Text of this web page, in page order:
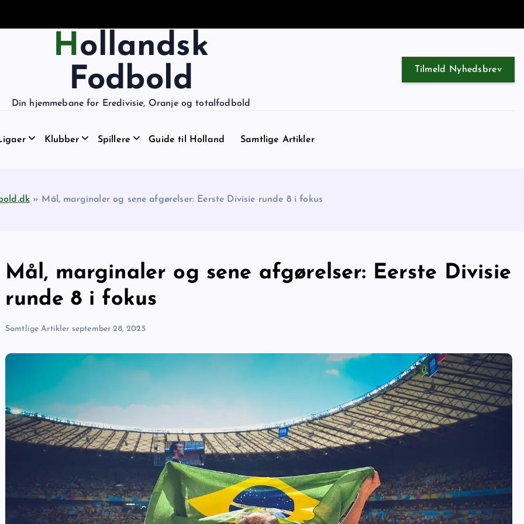
Hollandsk
Fodbold
Din hjemmebane for Eredivisie, Oranje og totalfodbold
Tilmeld Nyhedsbrev
Klubber Spillere Guide til Holland Samtlige Artikler
» Mål, marginaler og sene afgørelser: Eerste Divisie runde 8 i fokus
Mål, marginaler og sene afgørelser: Eerste Divisie
runde 8 i fokus
Samtlige Artikler september 28, 2025